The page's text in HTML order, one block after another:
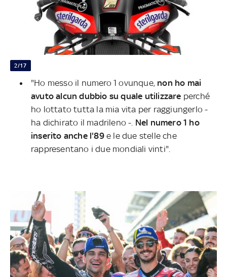
2/17
"Ho messo il numero 1 ovunque, non ho mai
avuto alcun dubbio su quale utilizzare perché
ho lottato tutta la mia vita per raggiungerlo -
ha dichirato il madrileno -. Nel numero 1 ho
inserito anche l'89e le due stelle che
rappresentano i due mondiali vinti".